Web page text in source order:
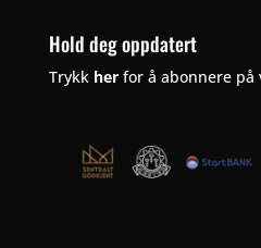
Hold deg oppdatert
Trykk herfor å abonnere på